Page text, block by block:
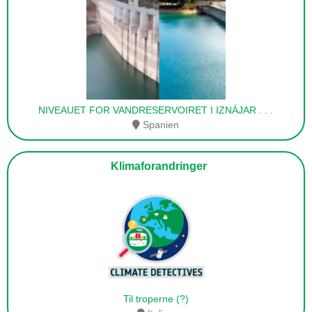
NIVEAUET FOR VANDRESERVOIRET I IZNÁJAR
Spanien
Klimaforandringer
Til troperne (?)